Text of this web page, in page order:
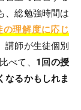
、総勉強時間は
理解度に応じ
講師が生徒個別
べて、 1回の授
なるかもしれま